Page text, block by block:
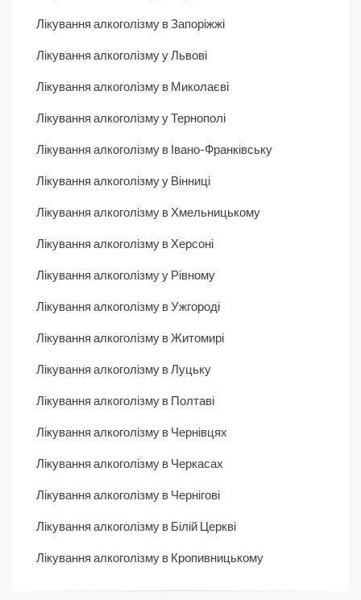
Лікування алкоголізму в Запоріжжі
Лікування алкоголізму у Львові
Лікування алкоголізму в Миколаєві
Лікування алкоголізму у Тернополі
Лікування алкоголізму в Івано-Франківську
Лікування алкоголізму у Вінниці
Лікування алкоголізму в Хмельницькому
Лікування алкоголізму в Херсоні
Лікування алкоголізму у Рівному
Лікування алкоголізму в Ужгороді
Лікування алкоголізму в Житомирі
Лікування алкоголізму в Луцьку
Лікування алкоголізму в Полтаві
Лікування алкоголізму в Чернівцях
Лікування алкоголізму в Черкасах
Лікування алкоголізму в Чернігові
Лікування алкоголізму в Білій Церкві
Лікування алкоголізму в Кропивницькому